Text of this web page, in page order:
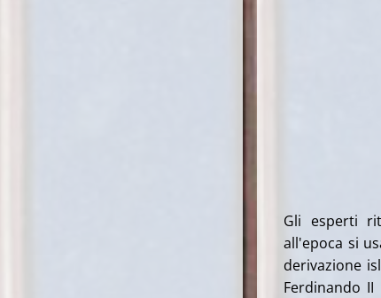
Gli esperti
all'epoca si
derivazione
Ferdinando